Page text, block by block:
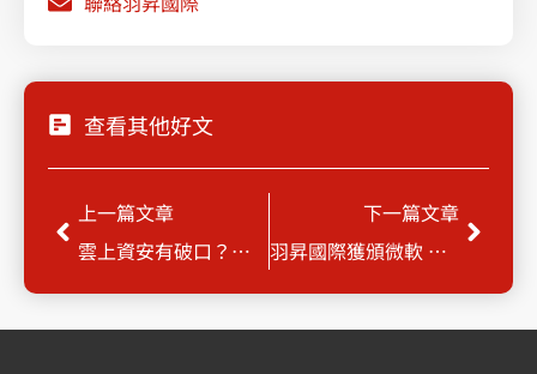
查看其他好文
Prev
上一篇文章
雲上資安有破口？免費健檢一次看懂風險
下一篇文章
羽昇國際獲頒微軟 Digital & App Innovation 資格
Next